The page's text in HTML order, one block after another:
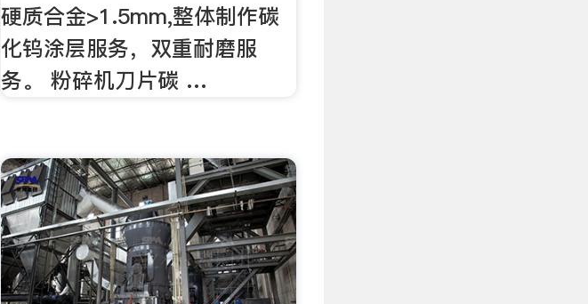
硬质合金>1.5mm,整体制作碳
化钨涂层服务，双重耐磨服
务。 粉碎机刀片碳 …